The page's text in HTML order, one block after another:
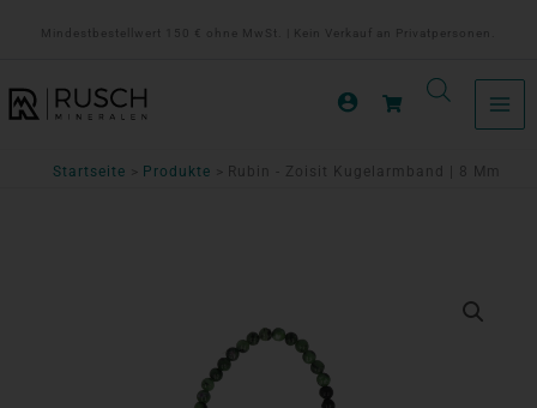
Mindestbestellwert 150 € ohne MwSt. | Kein Verkauf an Privatpersonen.
Startseite Produkte Rubin - Zoisit Kugelarmband | 8 Mm